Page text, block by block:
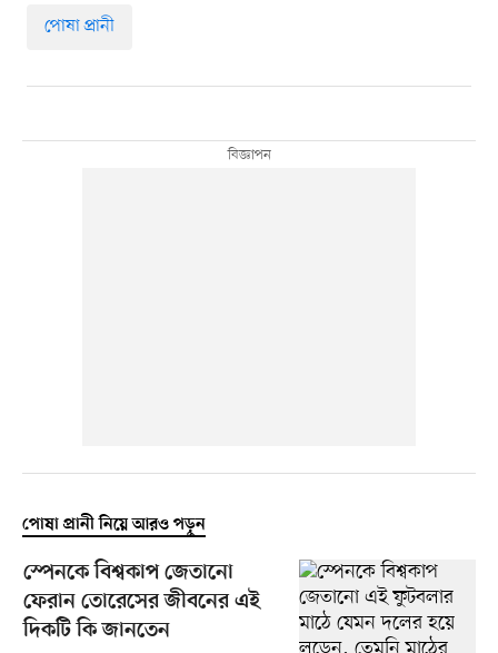
পোষা প্রানী
পোষা প্রানী নিয়ে আরও পড়ুন
স্পেনকে বিশ্বকাপ জেতানো
ফেরান তোরেসের জীবনের এই
দিকটি কি জানতেন